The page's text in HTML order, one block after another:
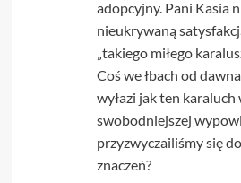
adopcyjny. Pani Kasia
nieukrywaną
„takiego miłego
Coś we łbach od
wyłazi jak ten
swobodniejszej
przyzwyczailiśmy się
znaczeń?